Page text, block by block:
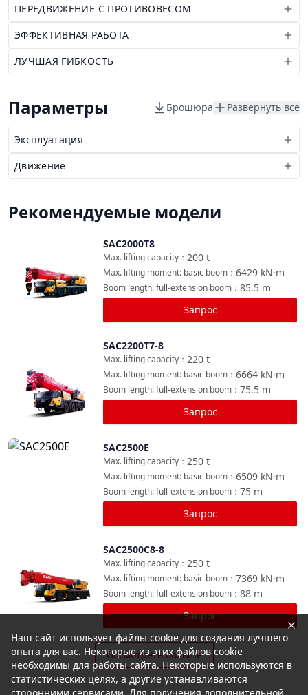
ПЕРЕДВИЖЕНИЕ С ПРОТИВОВЕСОМ
ЭФФЕКТИВНАЯ РАБОТА
ЛУЧШАЯ ГИБКОСТЬ
Параметры Брошюра Развернуть все
Эксплуатация
Движение
Рекомендуемые модели
SAC2000T8
200 t
Max. lifting capacity ：
6429 kN·m
Max. lifting moment: basic boom ：
85.5 m
Boom length: full-extension boom ：
Запрос
SAC2200T7-8
220 t
Max. lifting capacity ：
6664 kN·m
Max. lifting moment: basic boom ：
75.5 m
Boom length: full-extension boom ：
Запрос
Сравнить
SAC2500E
250 t
Max. lifting capacity ：
6509 kN·m
Max. lifting moment: basic boom ：
75 m
Boom length: full-extension boom ：
Запрос
SAC2500C8-8
250 t
Max. lifting capacity ：
7369 kN·m
Max. lifting moment: basic boom ：
88 m
Boom length: full-extension boom ：
Запрос
Посмотреть больше
Наш сайт использует файлы cookie для создания лучшего
опыта для вас. Некоторые из этих файлов cookie
необходимы для работы сайта. Некоторые используются в
статистических целях, а другие устанавливаются